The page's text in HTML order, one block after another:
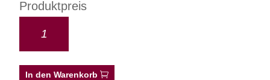
Produktpreis
In den Warenkorb